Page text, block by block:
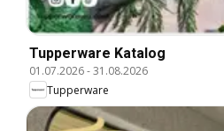
Tupperware Katalog
01.07.2026-31.08.2026
Tupperware